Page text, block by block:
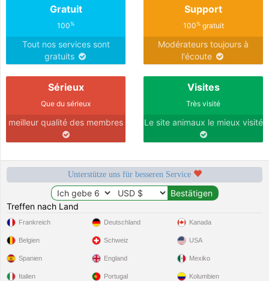
Gratuit
100%
Tout nos services sont
gratuits
Support
100%gratuit
Modérateurs toujours à
l'écoute
Sérieux
Que du sérieux
meilleur qualité des membres
Visites
Très visité
Le site animaux le mieux visité
Unterstütze uns für besseren Service
Treffen nach Land
Frankreich
Belgien
Spanien
Italien
Deutschland
Schweiz
England
Portugal
Kanada
USA
Mexiko
Kolumbien